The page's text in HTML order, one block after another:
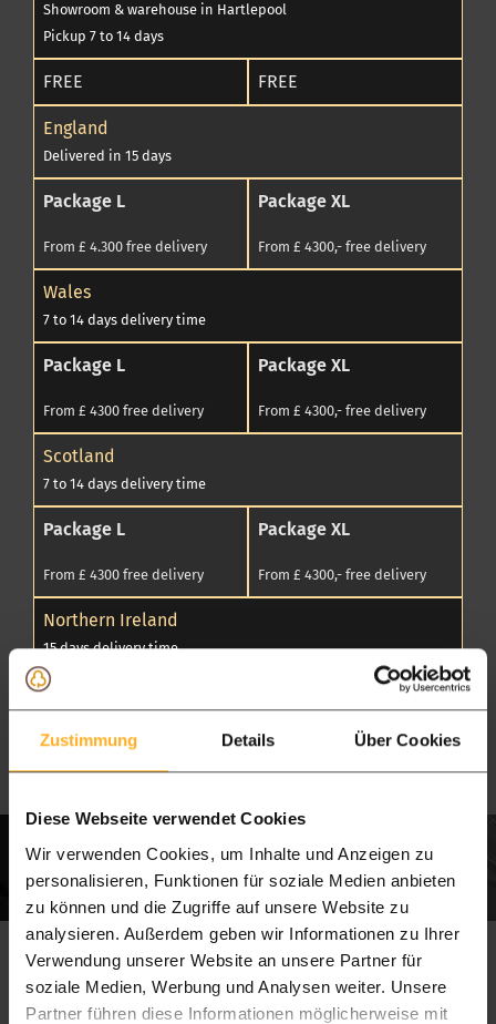
Zustimmung Details Über Cookies
Diese Webseite verwendet Cookies
Wir verwenden Cookies, um Inhalte und Anzeigen zu
personalisieren, Funktionen für soziale Medien anbieten
zu können und die Zugriffe auf unsere Website zu
analysieren. Außerdem geben wir Informationen zu Ihrer
Verwendung unserer Website an unsere Partner für
soziale Medien, Werbung und Analysen weiter. Unsere
Partner führen diese Informationen möglicherweise mit
Showroom & warehouse in Hartlepool
Pickup 7 to 14 days
FREE FREE
England
Delivered in 15 days
Package L
From £ 4.300 free delivery
Package XL
From £ 4300,- free delivery
Wales
7 to 14 days delivery time
Package L
From £ 4300 free delivery
Package XL
From £ 4300,- free delivery
Scotland
7 to 14 days delivery time
Package L
From £ 4300 free delivery
Package XL
From £ 4300,- free delivery
Northern Ireland
15 days delivery time
Package L
Delivery price on request Delivery price on request